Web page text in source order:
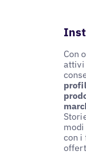
Con
attivi
con i